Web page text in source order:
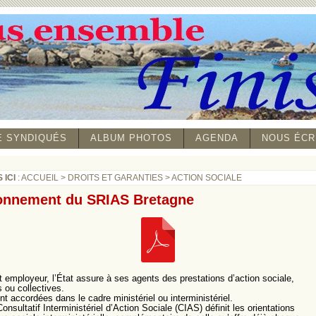
NOUS
AGENDA
ALBUM PHOTOS
SYNDIQUÉS
ICI :ACCUEIL > DROITS ET GARANTIES >ACTION SOCIALE
du SRIAS Bretagne
employeur, l’État assure à ses agents des prestations d’action sociale,
ou collectives.
accordées dans le cadre ministériel ou interministériel.
Interministériel d’Action Sociale (CIAS) définit les orientations